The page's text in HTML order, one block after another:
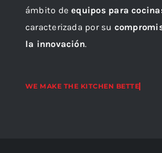
ámbito deequipos para
caracterizada por su
la innovación.